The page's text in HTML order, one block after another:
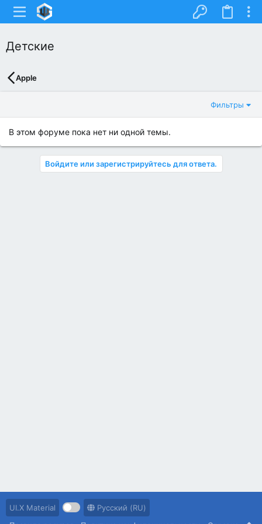
Детские
Apple
Фильтры
В этом форуме пока нет ни одной темы.
Войдите или зарегистрируйтесь для ответа.
UI.X Material
Русский (RU)